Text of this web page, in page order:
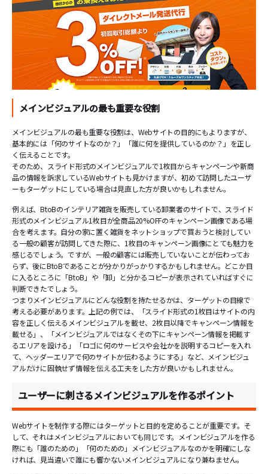
メインビジュアルの最も重要な役割
メインビジュアルの最も重要な役割は、Webサイトの目的にもよりますが、
基本的には「何のサイトなのか？」「誰に何を提供しているのか？」を正し
く伝えることです。
そのため、スライド形式のメインビジュアルで1枚目からキャンペーンや新商
品の情報を訴求しているWebサイトも見かけますが、初めて訪問したユーザ
ーもターゲットにしている場合は見直した方が良いかもしれません。
例えば、BtoBのインテリア雑貨を販売している卸業者のサイトで、スライド
形式のメインビジュアル1枚目が全商品20%OFFのキャンペーン画像である場
合を考えます。自分の家に置く雑貨をネットショップで買おうと検討してい
る一般の顧客が訪問してきた際に、1枚目のキャンペーン画像にとても魅力を
感じるでしょう。ですが、一般の顧客には販売していないことが伝わってお
らず、後にBtoBであることが分かりがっかりするかもしれません。どこか目
に入るところに「BtoB」や「卸」と分かるコピーが表示されていればすぐに
判断できたでしょう。
つまりメインビジュアルにどんな役割を持たせるかは、ターゲットの目線で
考える必要があります。上記の例では、「スライド形式の1枚目はサイトの内
容を正しく伝えるメインビジュアルを載せ、2枚目以降でキャンペーン情報を
載せる」、「メインビジュアルではなくその下にキャンペーン情報を掲載す
るエリアを設ける」「ロゴに何のサービスや会社かを説明するコピーを入れ
て、ヘッダーエリアで何のサイトか伝わるようにする」など、メインビジュ
アルだけに固執せず情報を伝える工夫をした方が良いかもしれません。
ユーザーに刺さるメインビジュアルを作るポイント
Webサイトを制作する際にはターゲットと目的を定めることが重要です。そ
して、それはメインビジュアルにおいても同じです。メインビジュアルを作る
際にも「誰のための」「何のための」メインビジュアルなのかを明確にしな
ければ、見当違いで誰にも響かないメインビジュアルになり兼ねません。